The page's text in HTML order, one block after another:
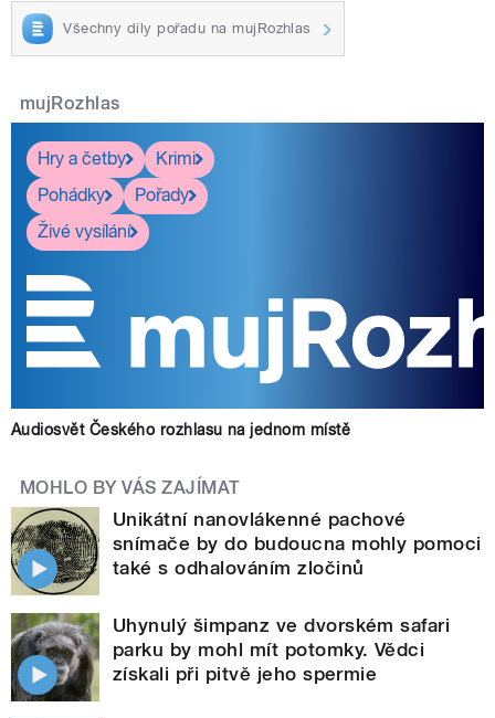
Všechny díly pořadu na mujRozhlas
mujRozhlas
Hry a četby
Krimi
Pohádky
Pořady
Živé vysílání
Audiosvět Českého rozhlasu na jednom místě
MOHLO BY VÁS ZAJÍMAT
Unikátní nanovlákenné pachové
snímače by do budoucna mohly pomoci
také s odhalováním zločinů
Uhynulý šimpanz ve dvorském safari
parku by mohl mít potomky. Vědci
získali při pitvě jeho spermie